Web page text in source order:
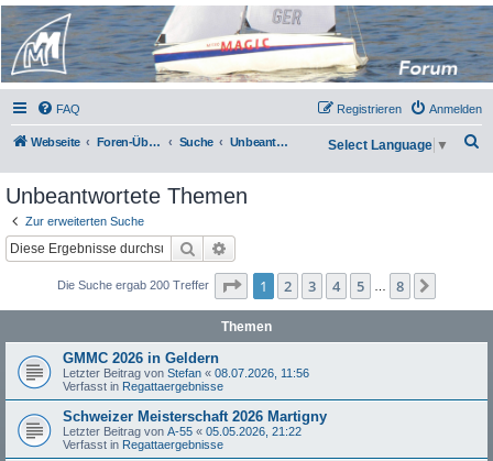
Micro Magic Forum
Deutschland
FAQ Anmelden
Registrieren
Webseite Foren-Übersicht Suche Unbeantwortete Themen Select Language ▼
Unbeantwortete Themen
Zur erweiterten Suche
Suche
Die Suche ergab 200 Treffer Seite 1von
1 2 3 4 5 8
Themen
GMMC 2026 in Geldern
Letzter Beitrag von Stefan « 08.07.2026, 11:56
Verfasst in Regattaergebnisse
Schweizer Meisterschaft 2026 Martigny
Letzter Beitrag von A-55 « 05.05.2026, 21:22
Verfasst in Regattaergebnisse